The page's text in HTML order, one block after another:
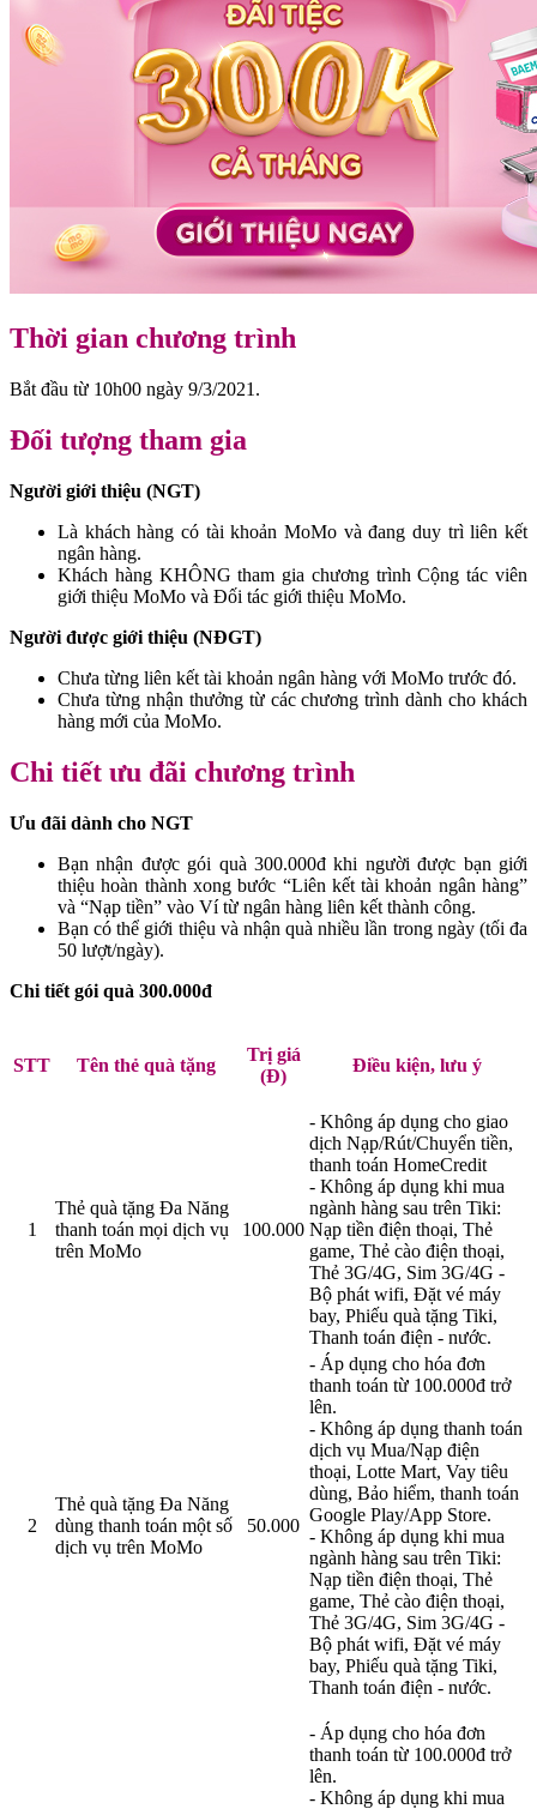
Thời gian chương trình
Bắt đầu từ 10h00 ngày 9/3/2021.
Đối tượng tham gia
Người giới thiệu (NGT)
Là khách hàng có tài khoản MoMo và đang duy trì liên kết
ngân hàng.
Khách hàng KHÔNG tham gia chương trình Cộng tác viên
giới thiệu MoMo và Đối tác giới thiệu MoMo.
Người được giới thiệu (NĐGT)
Chưa từng liên kết tài khoản ngân hàng với MoMo trước đó.
Chưa từng nhận thưởng từ các chương trình dành cho khách
hàng mới của MoMo.
Chi tiết ưu đãi chương trình
Ưu đãi dành cho NGT
Bạn nhận được gói quà 300.000đ khi người được bạn giới
thiệu hoàn thành xong bước “Liên kết tài khoản ngân hàng”
và “Nạp tiền” vào Ví từ ngân hàng liên kết thành công.
Bạn có thể giới thiệu và nhận quà nhiều lần trong ngày (tối đa
50 lượt/ngày).
Chi tiết gói quà 300.000đ
STT Tên thẻ quà tặng
Trị giá
(Đ)
Điều kiện, lưu ý
1
Thẻ quà tặng Đa Năng
thanh toán mọi dịch vụ
trên MoMo
100.000
- Không áp dụng cho giao
dịch Nạp/Rút/Chuyển tiền,
thanh toán HomeCredit
- Không áp dụng khi mua
ngành hàng sau trên Tiki:
Nạp tiền điện thoại, Thẻ
game, Thẻ cào điện thoại,
Thẻ 3G/4G, Sim 3G/4G -
Bộ phát wifi, Đặt vé máy
bay, Phiếu quà tặng Tiki,
Thanh toán điện - nước.
2
Thẻ quà tặng Đa Năng
dùng thanh toán một số
dịch vụ trên MoMo
50.000
- Áp dụng cho hóa đơn
thanh toán từ 100.000đ trở
lên.
- Không áp dụng thanh toán
dịch vụ Mua/Nạp điện
thoại, Lotte Mart, Vay tiêu
dùng, Bảo hiểm, thanh toán
Google Play/App Store.
- Không áp dụng khi mua
ngành hàng sau trên Tiki:
Nạp tiền điện thoại, Thẻ
game, Thẻ cào điện thoại,
Thẻ 3G/4G, Sim 3G/4G -
Bộ phát wifi, Đặt vé máy
bay, Phiếu quà tặng Tiki,
Thanh toán điện - nước.
- Áp dụng cho hóa đơn
thanh toán từ 100.000đ trở
lên.
- Không áp dụng khi mua